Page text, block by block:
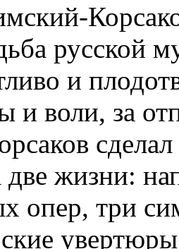
русской
и
и воли, за
две жизни:
опер, три